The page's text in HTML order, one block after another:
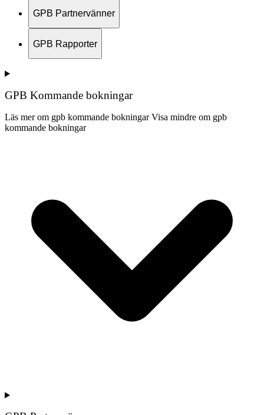
GPB Partnervänner
GPB Rapporter
GPB Kommande bokningar
Läs mer om gpb kommande bokningar Visa mindre om gpb
kommande bokningar